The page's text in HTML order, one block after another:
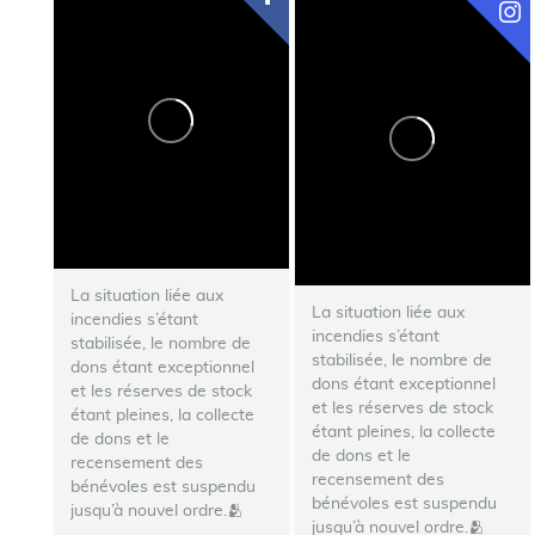
La situation liée aux
incendies s’étant
stabilisée, le nombre de
dons étant exceptionnel
et les réserves de stock
étant pleines, la collecte
de dons et le
recensement des
bénévoles est suspendu
jusqu’à nouvel ordre.🫂
La situation liée aux
incendies s’étant
stabilisée, le nombre de
dons étant exceptionnel
et les réserves de stock
étant pleines, la collecte
de dons et le
recensement des
bénévoles est suspendu
jusqu’à nouvel ordre.🫂